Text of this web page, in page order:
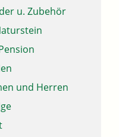
u. Zubehör
und Herren